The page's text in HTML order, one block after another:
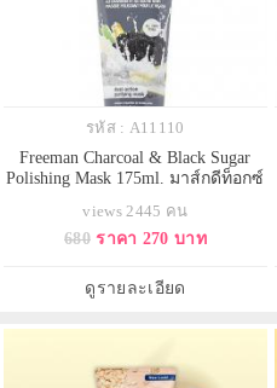
รหัส : A11110
Freeman Charcoal & Black Sugar
Polishing Mask 175ml. มาส์กดีท็อกซ์
ความมัน และสิ่งสกปรกออกจากผิว
หน้า น้ำตาลดำจะช่วยผลัดเซลล์ผิว
อ่อนนุ่น เนียนละเอียดขึ้น
views 2445 คน
680 ราคา 270 บาท
ดูรายละเอียด